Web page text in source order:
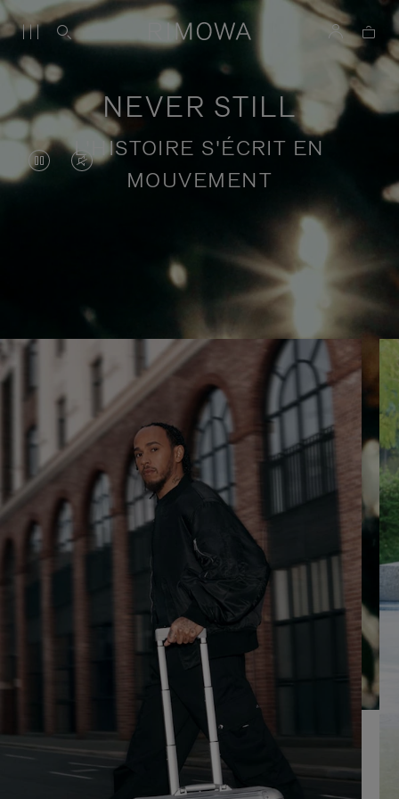
NEVER STILL
L'HISTOIRE S'ÉCRIT EN
MOUVEMENT
LA
PAUSE,
VEUILLEZ
APPUYER
SUR
POUR
LA
LIRE
LE
VIDÉO
EST
DÉSACTIVÉ.
VEUILLEZ
CLIQUER
POUR
RÉACTIVER
LE
Récits de voyage en quête de sens